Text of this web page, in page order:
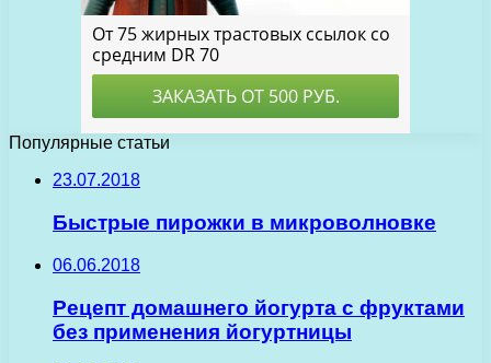
Популярные статьи
23.07.2018
Быстрые пирожки в микроволновке
06.06.2018
Рецепт домашнего йогурта с фруктами
без применения йогуртницы